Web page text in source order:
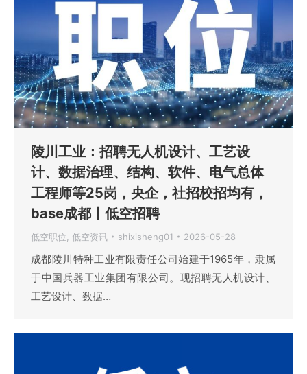
陵川工业：招聘无人机设计、工艺设
计、数据治理、结构、软件、电气总体
工程师等25岗，央企，社招校招均有，
base成都丨低空招聘
低空职位, 低空资讯 shixisheng01 2026-05-28
成都陵川特种工业有限责任公司始建于1965年，隶属
于中国兵器工业集团有限公司。现招聘无人机设计、
工艺设计、数据…